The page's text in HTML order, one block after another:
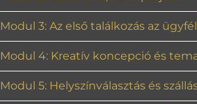
Modul 3: Az első találkozás az
Modul 4: Kreatív koncepció és
Modul 5: Helyszínválasztás és